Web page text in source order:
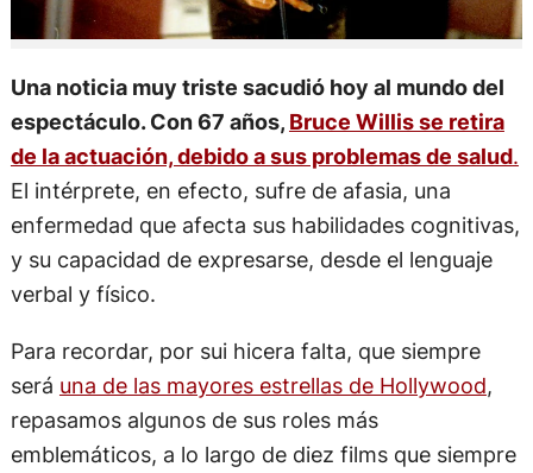
Una noticia muy triste sacudió hoy al mundo del
espectáculo. Con 67 años, Bruce Willis se retira
de la actuación, debido a sus problemas de salud.
El intérprete, en efecto, sufre de afasia, una
enfermedad que afecta sus habilidades cognitivas,
y su capacidad de expresarse, desde el lenguaje
verbal y físico.
Para recordar, por sui hicera falta, que siempre
será una de las mayores estrellas de Hollywood,
repasamos algunos de sus roles más
emblemáticos, a lo largo de diez films que siempre